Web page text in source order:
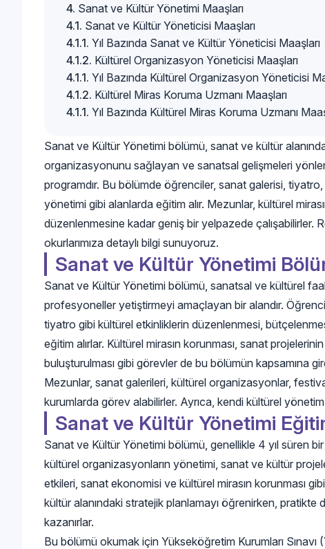
Sanat ve Kültür Yönetimi Maaşları
Sanat ve Kültür Yöneticisi Maaşları
Yıl Bazında Sanat ve Kültür Yöneticisi Maaşları
Kültürel Organizasyon Yöneticisi Maaşları
Yıl Bazında Kültürel Organizasyon Yöneticisi
Kültürel Miras Koruma Uzmanı Maaşları
Yıl Bazında Kültürel Miras Koruma Uzmanı
Sanat ve Kültür Yönetimi bölümü, sanat ve kültür
organizasyonunu sağlayan ve sanatsal gelişmeleri
programdır. Bu bölümde öğrenciler, sanat galerisi,
yönetimi gibi alanlarda eğitim alır. Mezunlar, kültürel
düzenlenmesine kadar geniş bir yelpazede çalışabilirler.
okurlarımıza detaylı bilgi sunuyoruz.
Sanat ve Kültür Yönetimi
Sanat ve Kültür Yönetimi bölümü, sanatsal ve kültürel
profesyoneller yetiştirmeyi amaçlayan bir alandır.
tiyatro gibi kültürel etkinliklerin düzenlenmesi,
eğitim alırlar. Kültürel mirasın korunması, sanat
buluşturulması gibi görevler de bu bölümün kapsamına
Mezunlar, sanat galerileri, kültürel organizasyonlar,
kurumlarda görev alabilirler. Ayrıca, kendi kültürel yönetim
Sanat ve Kültür Yönetimi
Sanat ve Kültür Yönetimi bölümü, genellikle 4 yıl süren
kültürel organizasyonların yönetimi, sanat ve kültür
etkileri, sanat ekonomisi ve kültürel mirasın korunması
kültür alanındaki stratejik planlamayı öğrenirken,
kazanırlar.
Bu bölümü okumak için Yükseköğretim Kurumları